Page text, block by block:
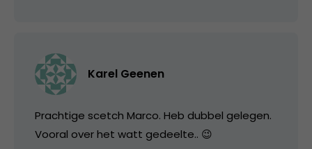
Karel Geenen
Prachtige scetch Marco. Heb dubbel gelegen.
Vooral over het watt gedeelte.. 😉